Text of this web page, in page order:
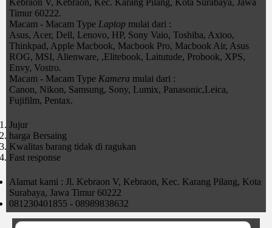
Kebraon V, Kebraon, Kec. Karang Pilang, Kota Surabaya, Jawa
Timur 60222.
Macam - Macam Type Laptop mulai dari :
Asus, Acer, Dell, Lenovo, HP, Sony Vaio, Toshiba, Axioo,
Thinkpad, Apple Macbook, Macbook Pro, Macbook Air, Asus
ROG, MSI, Alienware, ,Elitebook, Laitutude, Probook, XPS,
Envy, Vostro.
Macam - Macam Type Kamera mulai dari :
Canon, Nikon, Samsung, Sony, Lumix, Panasonic,Leica,
Fujifilm, Pentax.
Jujur
harga Bersaing
Kwalitas barang tidak di ragukan
Fast response
Alamat kami : Jl. Kebraon V, Kebraon, Kec. Karang Pilang, Kota
Surabaya, Jawa Timur 60222
081230401855 - 08989838632